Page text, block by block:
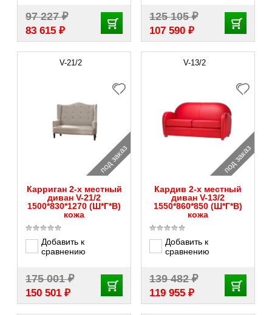
97 227₽
83 615 ₽
125 105₽
107 590 ₽
V-21/2
под заказ
Карриган 2-х местный
диван V-21/2
1500*830*1270 (Ш*Г*В)
кожа
Добавить к
сравнению
175 001₽
150 501 ₽
V-13/2
под заказ
Кардив 2-х местный
диван V-13/2
1550*860*850 (Ш*Г*В)
кожа
Добавить к
сравнению
139 482₽
119 955 ₽